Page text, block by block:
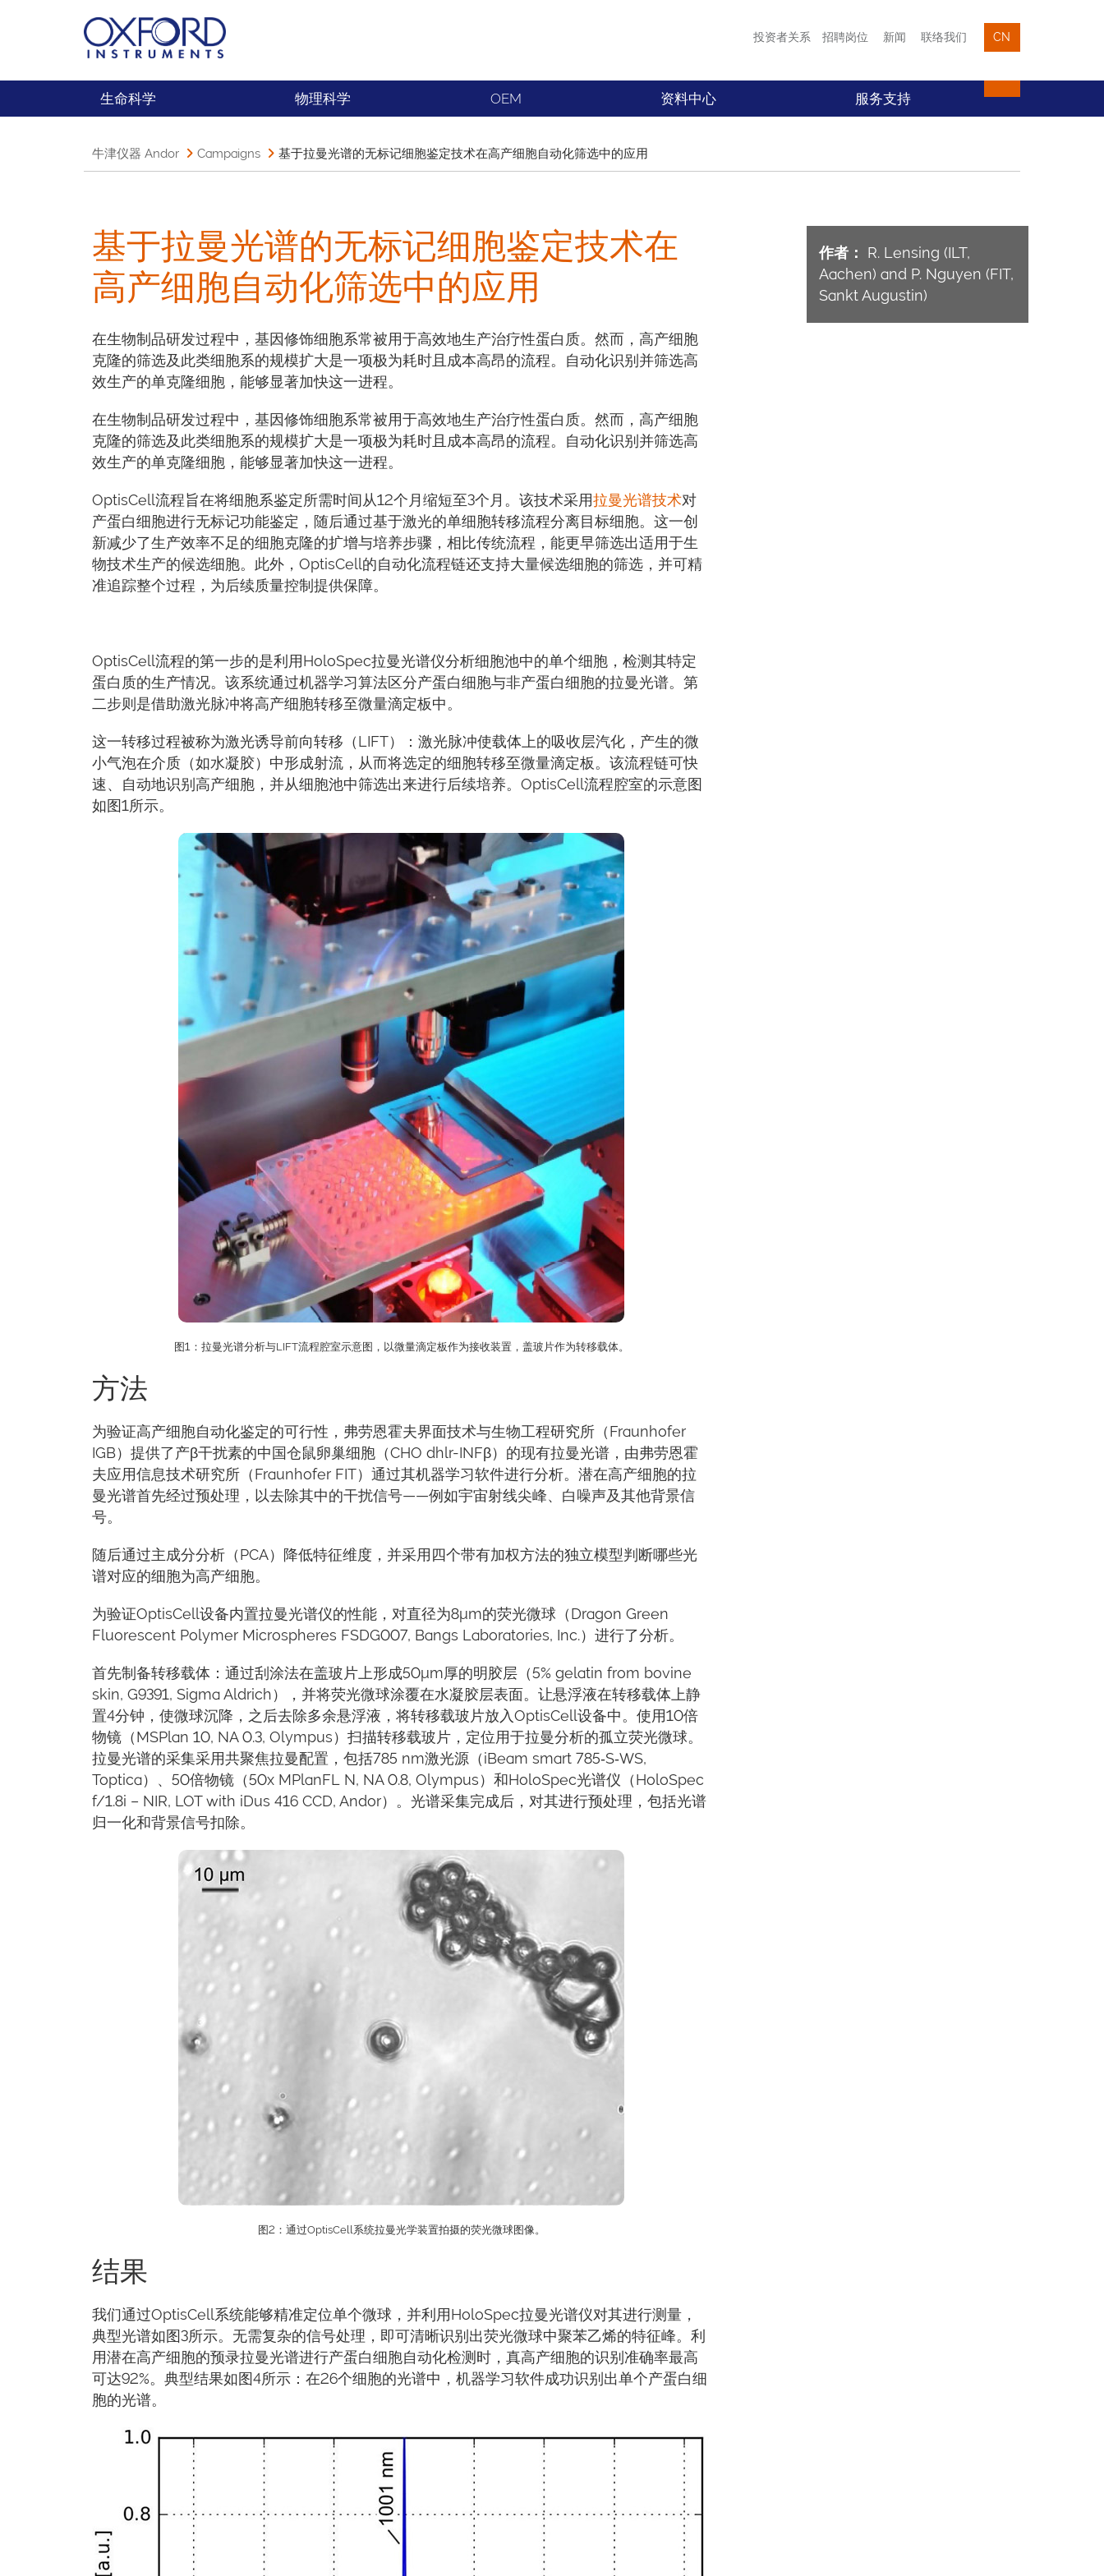
投资者关系 招聘岗位 新闻 联络我们 CN
生命科学 物理科学 OEM 资料中心 服务支持
牛津仪器 Andor Campaigns 基于拉曼光谱的无标记细胞鉴定技术在高产细胞自动化筛选中的应用
基于拉曼光谱的无标记细胞鉴定技术在
高产细胞自动化筛选中的应用
在生物制品研发过程中，基因修饰细胞系常被用于高效地生产治疗性蛋白质。然而，高产细胞
克隆的筛选及此类细胞系的规模扩大是一项极为耗时且成本高昂的流程。自动化识别并筛选高
效生产的单克隆细胞，能够显著加快这一进程。
在生物制品研发过程中，基因修饰细胞系常被用于高效地生产治疗性蛋白质。然而，高产细胞
克隆的筛选及此类细胞系的规模扩大是一项极为耗时且成本高昂的流程。自动化识别并筛选高
效生产的单克隆细胞，能够显著加快这一进程。
OptisCell流程旨在将细胞系鉴定所需时间从12个月缩短至3个月。该技术采用拉曼光谱技术对
产蛋白细胞进行无标记功能鉴定，随后通过基于激光的单细胞转移流程分离目标细胞。这一创
新减少了生产效率不足的细胞克隆的扩增与培养步骤，相比传统流程，能更早筛选出适用于生
物技术生产的候选细胞。此外，OptisCell的自动化流程链还支持大量候选细胞的筛选，并可精
准追踪整个过程，为后续质量控制提供保障。
OptisCell流程的第一步的是利用HoloSpec拉曼光谱仪分析细胞池中的单个细胞，检测其特定
蛋白质的生产情况。该系统通过机器学习算法区分产蛋白细胞与非产蛋白细胞的拉曼光谱。第
二步则是借助激光脉冲将高产细胞转移至微量滴定板中。
这一转移过程被称为激光诱导前向转移（LIFT）：激光脉冲使载体上的吸收层汽化，产生的微
小气泡在介质（如水凝胶）中形成射流，从而将选定的细胞转移至微量滴定板。该流程链可快
速、自动地识别高产细胞，并从细胞池中筛选出来进行后续培养。OptisCell流程腔室的示意图
如图1所示。
图1：拉曼光谱分析与LIFT流程腔室示意图，以微量滴定板作为接收装置，盖玻片作为转移载体。
方法
为验证高产细胞自动化鉴定的可行性，弗劳恩霍夫界面技术与生物工程研究所（Fraunhofer
IGB）提供了产β干扰素的中国仓鼠卵巢细胞（CHO dhlr-INFβ）的现有拉曼光谱，由弗劳恩霍
夫应用信息技术研究所（Fraunhofer FIT）通过其机器学习软件进行分析。潜在高产细胞的拉
曼光谱首先经过预处理，以去除其中的干扰信号——例如宇宙射线尖峰、白噪声及其他背景信
号。
随后通过主成分分析（PCA）降低特征维度，并采用四个带有加权方法的独立模型判断哪些光
谱对应的细胞为高产细胞。
为验证OptisCell设备内置拉曼光谱仪的性能，对直径为8μm的荧光微球（Dragon Green
Fluorescent Polymer Microspheres FSDG007, Bangs Laboratories, Inc.）进行了分析。
首先制备转移载体：通过刮涂法在盖玻片上形成50μm厚的明胶层（5% gelatin from bovine
skin, G9391, Sigma Aldrich），并将荧光微球涂覆在水凝胶层表面。让悬浮液在转移载体上静
置4分钟，使微球沉降，之后去除多余悬浮液，将转移载玻片放入OptisCell设备中。使用10倍
物镜（MSPlan 10, NA 0.3, Olympus）扫描转移载玻片，定位用于拉曼分析的孤立荧光微球。
拉曼光谱的采集采用共聚焦拉曼配置，包括785 nm激光源（iBeam smart 785‐S‐WS,
Toptica）、50倍物镜（50x MPlanFL N, NA 0.8, Olympus）和HoloSpec光谱仪（HoloSpec
f/1.8i – NIR, LOT with iDus 416 CCD, Andor）。光谱采集完成后，对其进行预处理，包括光谱
归一化和背景信号扣除。
图2：通过OptisCell系统拉曼光学装置拍摄的荧光微球图像。
结果
我们通过OptisCell系统能够精准定位单个微球，并利用HoloSpec拉曼光谱仪对其进行测量，
典型光谱如图3所示。无需复杂的信号处理，即可清晰识别出荧光微球中聚苯乙烯的特征峰。利
用潜在高产细胞的预录拉曼光谱进行产蛋白细胞自动化检测时，真高产细胞的识别准确率最高
可达92%。典型结果如图4所示：在26个细胞的光谱中，机器学习软件成功识别出单个产蛋白细
胞的光谱。
作者：
R. Lensing (ILT,
Aachen) and P. Nguyen (FIT,
Sankt Augustin)